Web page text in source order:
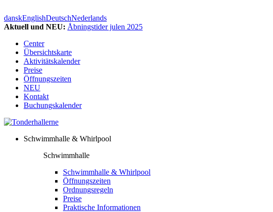
danskEnglishDeutschNederlands
Aktuell und NEU: Åbningstider julen 2025
Center
Übersichtskarte
Aktivitätskalender
Preise
Öffnungszeiten
NEU
Kontakt
Buchungskalender
Schwimmhalle & Whirlpool
Schwimmhalle
Schwimmhalle & Whirlpool
Öffnungszeiten
Ordnungsregeln
Preise
Praktische Informationen